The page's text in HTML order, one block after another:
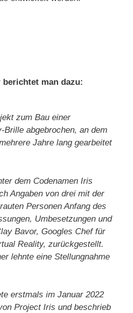
man dazu:
zum Bau einer
Brille abgebrochen, an dem
Jahre lang gearbeitet
dem Codenamen Iris
Angaben von drei mit der
Personen Anfang des
Umbesetzungen und
Bavor, Googles Chef für
Reality, zurückgestellt.
lehnte eine Stellungnahme
erstmals im Januar 2022
Project Iris und beschrieb